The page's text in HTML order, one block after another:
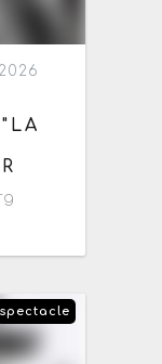
spectacle